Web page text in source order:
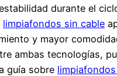
durante el
limpiafondos sin cable
y mayor
ambas tecnologías,
guía sobre